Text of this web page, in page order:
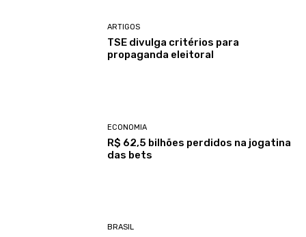
ARTIGOS
TSE divulga critérios para
propaganda eleitoral
ECONOMIA
R$ 62,5 bilhões perdidos na jogatina
das bets
BRASIL